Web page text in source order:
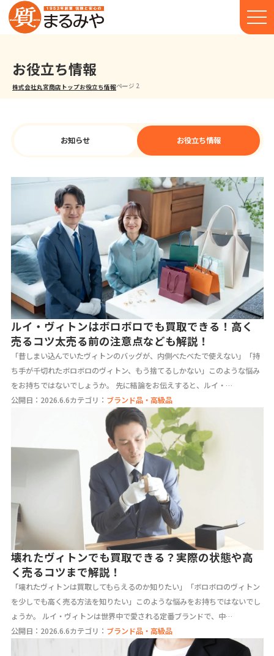
お役立ち情報
株式会社丸宮商店トップ⁩お役立ち情報ページ 2
お知らせ お役立ち情報
ルイ・ヴィトンはボロボロでも買取できる！高く
売るコツ太売る前の注意点なども解説！
「昔しまい込んでいたヴィトンのバッグが、内側べたべたで使えない」「持
ち手が千切れたボロボロのヴィトン、もう捨てるしかない」このような悩み
をお持ちではないでしょうか。 先に結論をお伝えすると、ルイ・…
公開日：2026.6.6カテゴリ： ブランド品・高級品
壊れたヴィトンでも買取できる？実際の状態や高
く売るコツまで解説！
「壊れたヴィトンは買取してもらえるのか知りたい」「ボロボロのヴィトン
を少しでも高く売る方法を知りたい」このような悩みをお持ちではないでし
ょうか。 ルイ・ヴィトンは世界中で愛される定番ブランドで、中…
公開日：2026.6.6カテゴリ： ブランド品・高級品